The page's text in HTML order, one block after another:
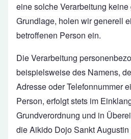
eine solche Verarbeitung
Grundlage, holen wir generell
betroffenen Person ein.
Die Verarbeitung
beispielsweise des Namens,
Adresse oder Telefonnummer
Person, erfolgt stets im
Grundverordnung und in
die Aikido Dojo Sankt Augustin